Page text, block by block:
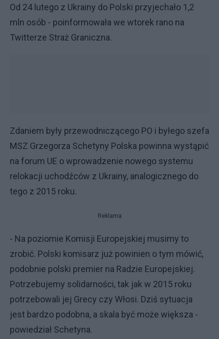
Od 24 lutego z Ukrainy do Polski przyjechało 1,2
mln osób - poinformowała we wtorek rano na
Twitterze Straż Graniczna.
Zdaniem były przewodniczącego PO i byłego szefa
MSZ Grzegorza Schetyny Polska powinna wystąpić
na forum UE o wprowadzenie nowego systemu
relokacji uchodźców z Ukrainy, analogicznego do
tego z 2015 roku.
Reklama
- Na poziomie Komisji Europejskiej musimy to
zrobić. Polski komisarz już powinien o tym mówić,
podobnie polski premier na Radzie Europejskiej.
Potrzebujemy solidarności, tak jak w 2015 roku
potrzebowali jej Grecy czy Włosi. Dziś sytuacja
jest bardzo podobna, a skala być może większa -
powiedział Schetyna.